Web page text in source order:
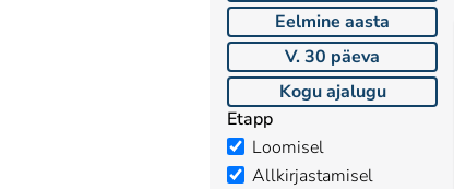
Eelmine aasta
V. 30 päeva
Kogu ajalugu
Etapp
Loomisel
Allkirjastamisel